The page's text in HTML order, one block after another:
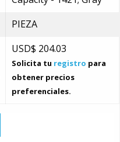
PIEZA
USD$ 204.03
Solicita tu registro para
obtener precios
preferenciales.